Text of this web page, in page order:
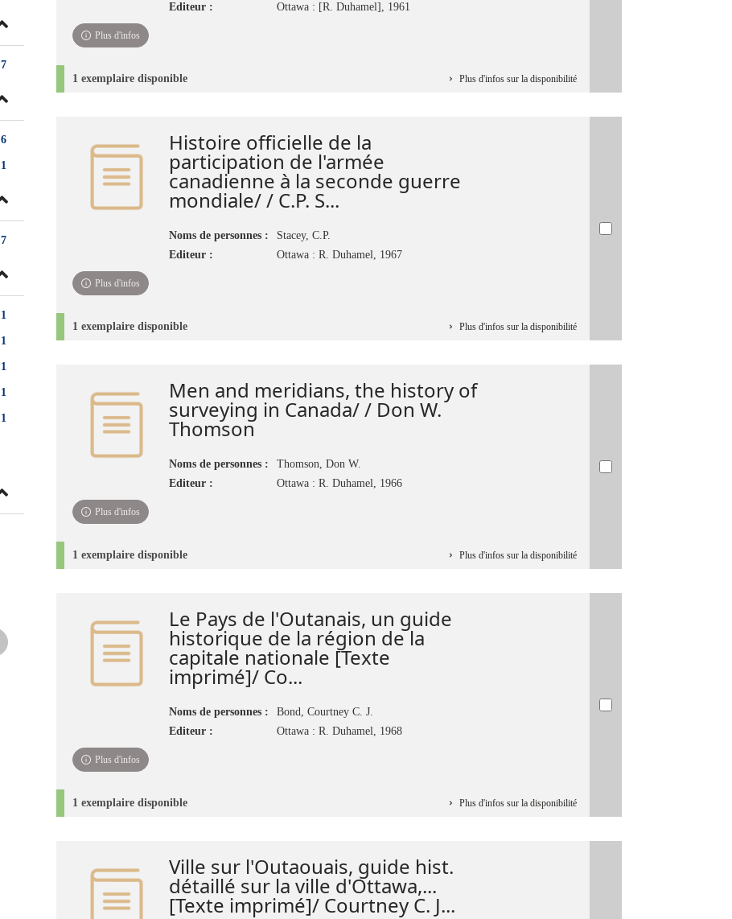
Editeur :
Ottawa : [R. Duhamel], 1961
Plus d'infos
1 exemplaire disponible Plus d'infos sur la disponibilité
Histoire officielle de la
participation de l'armée
canadienne à la seconde guerre
mondiale/ / C.P. S...
Noms de personnes :
Stacey, C.P.
Editeur :
Ottawa : R. Duhamel, 1967
Plus d'infos
1 exemplaire disponible Plus d'infos sur la disponibilité
Men and meridians, the history of
surveying in Canada/ / Don W.
Thomson
Noms de personnes :
Thomson, Don W.
Editeur :
Ottawa : R. Duhamel, 1966
Plus d'infos
1 exemplaire disponible Plus d'infos sur la disponibilité
Le Pays de l'Outanais, un guide
historique de la région de la
capitale nationale [Texte
imprimé]/ Co...
Noms de personnes :
Bond, Courtney C. J.
Editeur :
Ottawa : R. Duhamel, 1968
Plus d'infos
1 exemplaire disponible Plus d'infos sur la disponibilité
Ville sur l'Outaouais, guide hist.
détaillé sur la ville d'Ottawa,...
[Texte imprimé]/ Courtney C. J...
7
6
1
7
1
1
1
1
1